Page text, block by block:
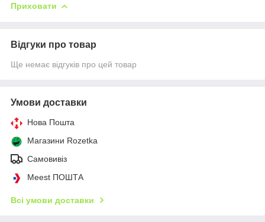
Приховати
Відгуки про товар
Ще немає відгуків про цей товар
Умови доставки
Нова Пошта
Магазини Rozetka
Самовивіз
Meest ПОШТА
Всі умови доставки